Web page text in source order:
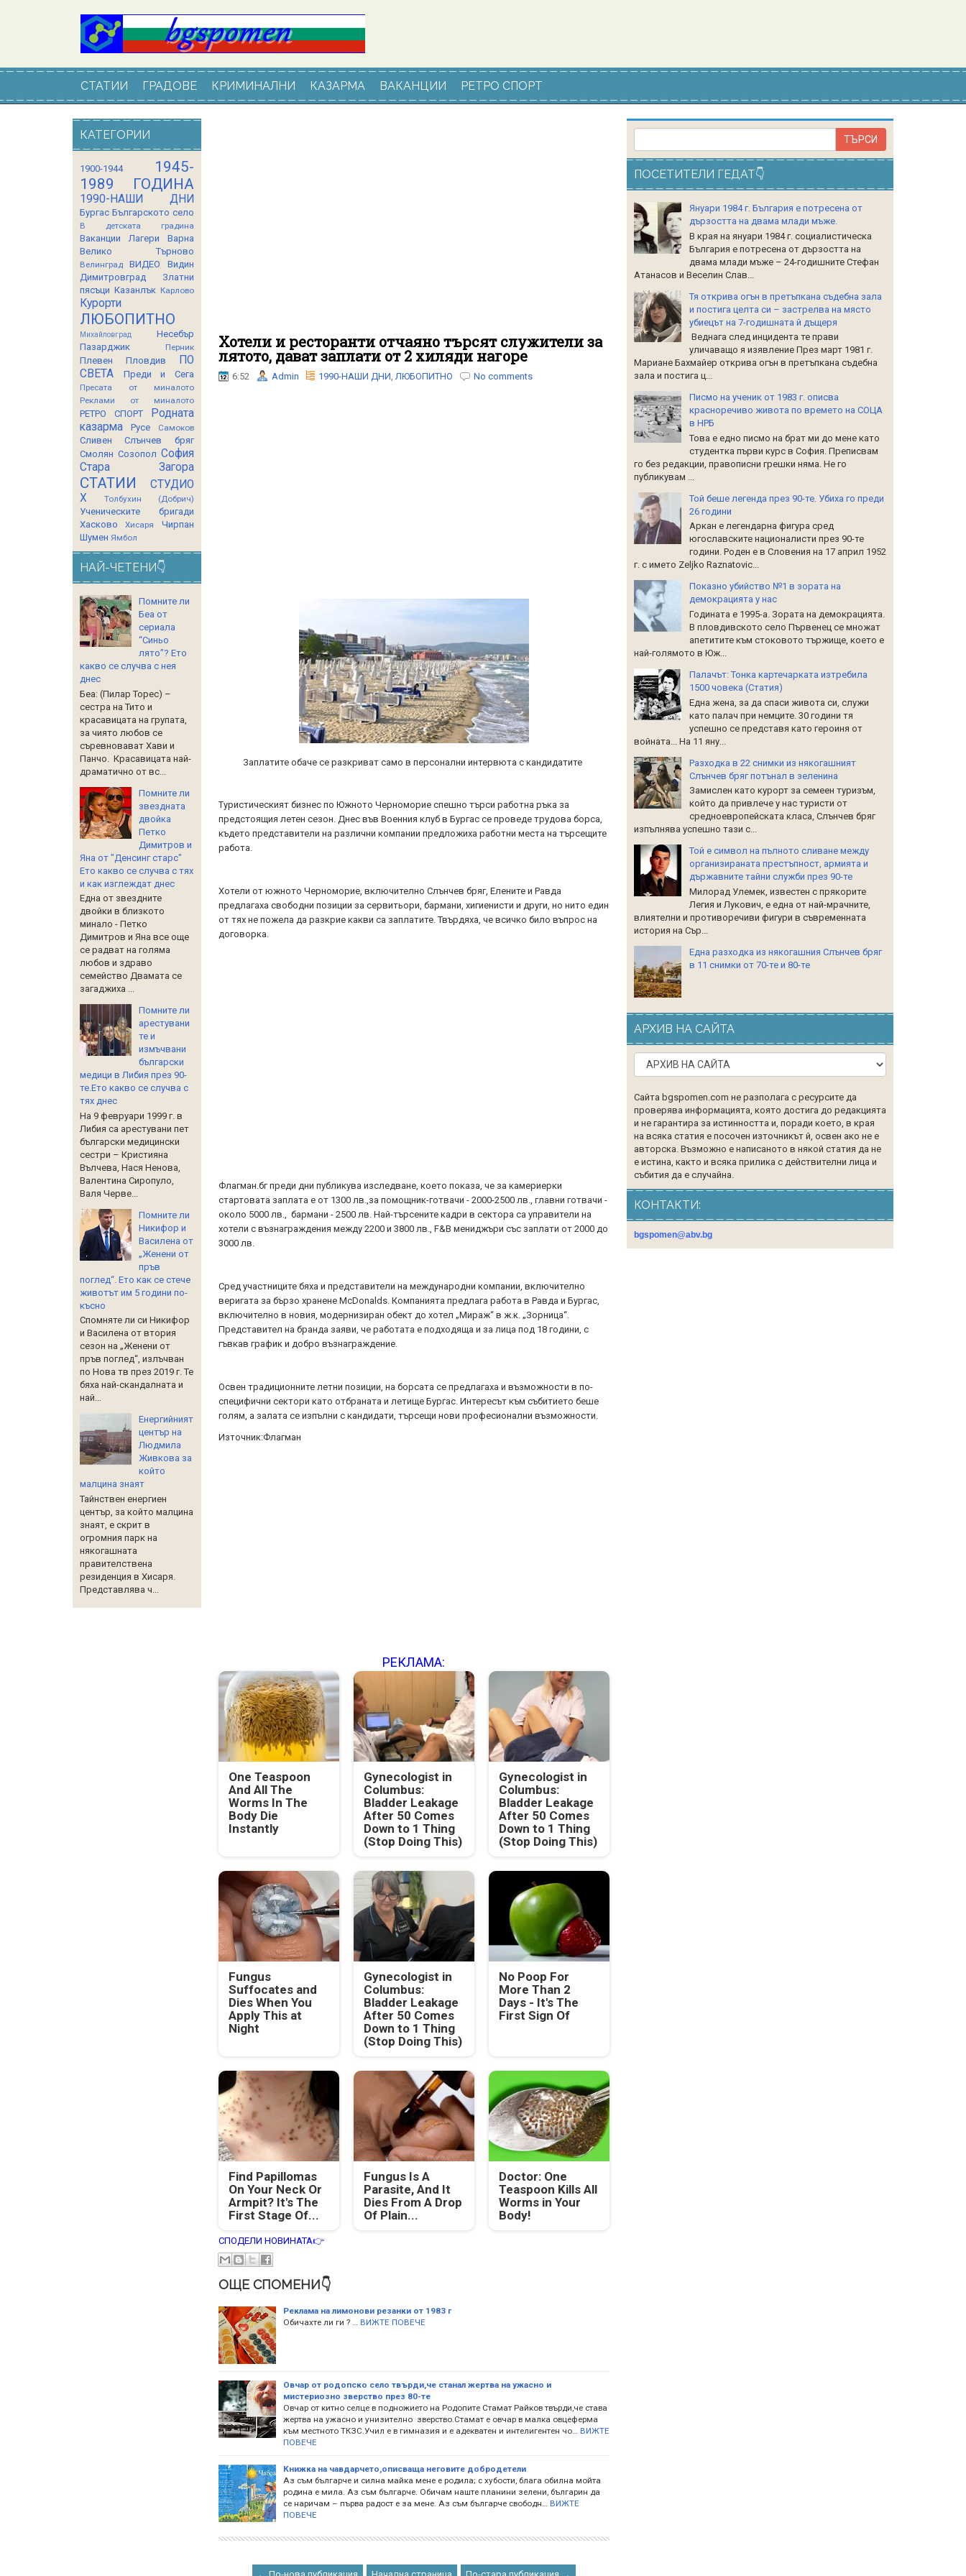
СТАТИИ ГРАДОВЕ КРИМИНАЛНИ КАЗАРМА ВАКАНЦИИ РЕТРО СПОРТ
Хотели и ресторанти отчаяно търсят служители за
лятото, дават заплати от 2 хиляди нагоре
6:52 Admin 1990-НАШИ ДНИ,ЛЮБОПИТНО No comments
Заплатите обаче се разкриват само в персонални интервюта с кандидатите
Туристическият бизнес по Южното Черноморие спешно търси работна ръка за
предстоящия летен сезон. Днес във Военния клуб в Бургас се проведе трудова борса,
където представители на различни компании предложиха работни места на търсещите
работа.
Хотели от южното Черноморие, включително Слънчев бряг, Елените и Равда
предлагаха свободни позиции за сервитьори, бармани, хигиенисти и други, но нито един
от тях не пожела да разкрие какви са заплатите. Твърдяха, че всичко било въпрос на
договорка.
Флагман.бг преди дни публикува изследване, което показа, че за камериерки
стартовата заплата е от 1300 лв.,за помощник-готвачи - 2000-2500 лв., главни готвачи -
около 5000 лв., бармани - 2500 лв. Най-търсените кадри в сектора са управители на
хотели с възнаграждения между 2200 и 3800 лв., F&B мениджъри със заплати от 2000 до
3000 лв.
Сред участниците бяха и представители на международни компании, включително
веригата за бързо хранене McDonalds. Компанията предлага работа в Равда и Бургас,
включително в новия, модернизиран обект до хотел „Мираж“ в ж.к. „Зорница“.
Представител на бранда заяви, че работата е подходяща и за лица под 18 години, с
гъвкав график и добро възнаграждение.
Освен традиционните летни позиции, на борсата се предлагаха и възможности в по-
специфични сектори като отбраната и летище Бургас. Интересът към събитието беше
голям, а залата се изпълни с кандидати, търсещи нови професионални възможности.
Източник:Флагман
РЕКЛАМА:
One Teaspoon
And All The
Worms In The
Body Die
Instantly
Gynecologist in
Columbus:
Bladder Leakage
After 50 Comes
Down to 1 Thing
(Stop Doing This)
Gynecologist in
Columbus:
Bladder Leakage
After 50 Comes
Down to 1 Thing
(Stop Doing This)
Fungus
Suffocates and
Dies When You
Apply This at
Night
Gynecologist in
Columbus:
Bladder Leakage
After 50 Comes
Down to 1 Thing
(Stop Doing This)
No Poop For
More Than 2
Days - It's The
First Sign Of
Find Papillomas
On Your Neck Or
Armpit? It's The
First Stage Of...
Fungus Is A
Parasite, And It
Dies From A Drop
Of Plain...
Doctor: One
Teaspoon Kills All
Worms in Your
Body!
СПОДЕЛИ НОВИНАТА👉
ОЩЕ СПОМЕНИ👇
Реклама на лимонови резанки от 1983 г
Обичахте ли ги ? … ВИЖТЕ ПОВЕЧЕ
Овчар от родопско село твърди,че станал жертва на ужасно и
мистериозно зверство през 80-те
Овчар от китно селце в подножието на Родопите Стамат Райков твърди,че става
жертва на ужасно и унизително зверство.Стамат е овчар в малка овцеферма
към местното ТКЗС.Учил е в гимназия и е адекватен и интелигентен чо… ВИЖТЕ
ПОВЕЧЕ
Книжка на чавдарчето,описваща неговите добродетели
Аз съм българче и силна майка мене е родила; с хубости, блага обилна мойта
родина е мила. Аз съм българче. Обичам наште планини зелени, българин да
се наричам – първа радост е за мене. Аз съм българче свободн… ВИЖТЕ
ПОВЕЧЕ
КАТЕГОРИИ
1900-1944
1945-
1989 ГОДИНА
1990-НАШИ ДНИ
Бургас Българското село
В детската градина
Ваканции Лагери
Варна
Велико Търново
Велинград ВИДЕО
Видин
Димитровград
Златни
пясъци Казанлък Карлово
Курорти
ЛЮБОПИТНО
Михайловград
Несебър
Пазарджик
Перник
Плевен Пловдив
ПО
СВЕТА
Преди и Сега
Пресата от миналото
Реклами от миналото
РЕТРО СПОРТ
Родната
казарма
Русе Самоков
Сливен
Слънчев бряг
Смолян Созопол София
Стара Загора
СТАТИИ
СТУДИО
Х
Толбухин (Добрич)
Ученическите бригади
Хасково
Хисаря
Чирпан
Шумен Ямбол
НАЙ-ЧЕТЕНИ👇
Помните ли
Беа от
сериала
“Синьо
лято”? Ето
какво се случва с нея
днес
Беа: (Пилар Торес) –
сестра на Тито и
красавицата на групата,
за чиято любов се
съревновават Хави и
Панчо. Красавицата най-
драматично от вс...
Помните ли
звездната
двойка
Петко
Димитров и
Яна от "Денсинг старс"
Ето какво се случва с тях
и как изглеждат днес
Една от звездните
двойки в близкото
минало - Петко
Димитров и Яна все още
се радват на голяма
любов и здраво
семейство Двамата се
загаджиха ...
Помните ли
арестувани
те и
измъчвани
български
медици в Либия през 90-
те.Ето какво се случва с
тях днес
На 9 февруари 1999 г. в
Либия са арестувани пет
български медицински
сестри – Кристияна
Вълчева, Нася Ненова,
Валентина Сиропуло,
Валя Черве...
Помните ли
Никифор и
Василена от
„Женени от
пръв
поглед“. Ето как се стече
животът им 5 години по-
късно
Спомняте ли си Никифор
и Василена от втория
сезон на „Женени от
пръв поглед“, излъчван
по Нова тв през 2019 г. Те
бяха най-скандалната и
най...
Енергийният
център на
Людмила
Живкова за
който
малцина знаят
Тайнствен енергиен
център, за който малцина
знаят, е скрит в
огромния парк на
някогашната
правителствена
резиденция в Хисаря.
Представлява ч...
ПОСЕТИТЕЛИ ГЕДАТ👇
Януари 1984 г. България е потресена от
дързостта на двама млади мъже.
В края на януари 1984 г. социалистическа
България е потресена от дързостта на
двама млади мъже – 24-годишните Стефан
Атанасов и Веселин Слав...
Тя открива огън в претъпкана съдебна зала
и постига целта си – застрелва на място
убиецът на 7-годишната й дъщеря
Веднага след инцидента те прави
уличаващо я изявление През март 1981 г.
Мариане Бахмайер открива огън в претъпкана съдебна
зала и постига ц...
Писмо на ученик от 1983 г. описва
красноречиво живота по времето на СОЦА
в НРБ
Това е едно писмо на брат ми до мене като
студентка първи курс в София. Преписвам
го без редакции, правописни грешки няма. Не го
публикувам ...
Той беше легенда през 90-те. Убиха го преди
26 години
Аркан е легендарна фигура сред
югославските националисти през 90-те
години. Роден е в Словения на 17 април 1952
г. с името Zeljko Raznatoviс...
Показно убийство №1 в зората на
демокрацията у нас
Годината е 1995-а. Зората на демокрацията.
В пловдивското село Първенец се множат
апетитите към стоковото тържище, което е
най-голямото в Юж...
Палачът: Тонка картечарката изтребила
1500 човека (Статия)
Една жена, за да спаси живота си, служи
като палач при немците. 30 години тя
успешно се представя като героиня от
войната... На 11 яну...
Разходка в 22 снимки из някогашният
Слънчев бряг потънал в зеленина
Замислен като курорт за семеен туризъм,
който да привлече у нас туристи от
средноевропейската класа, Слънчев бряг
изпълнява успешно тази с...
Той е символ на пълното сливане между
организираната престъпност, армията и
държавните тайни служби през 90-те
Милорад Улемек, известен с прякорите
Легия и Лукович, е една от най-мрачните,
влиятелни и противоречиви фигури в съвременната
история на Сър...
Една разходка из някогашния Слънчев бряг
в 11 снимки от 70-те и 80-те
АРХИВ НА САЙТА
Сайта bgspomen.com не разполага с ресурсите да
проверява информацията, която достига до редакцията
и не гарантира за истинността и, поради което, в края
на всяка статия е посочен източникът й, освен ако не е
авторска. Възможно е написаното в някой статия да не
е истина, както и всяка прилика с действителни лица и
събития да е случайна.
КОНТАКТИ:
bgspomen@abv.bg